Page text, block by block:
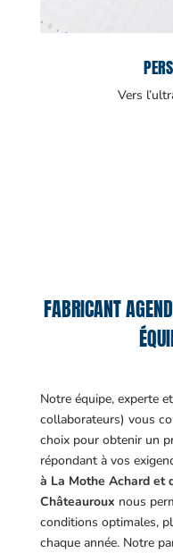
Vers
FABRICANT
Notre équipe, experte
collaborateurs) vous
choix pour obtenir un
répondant à vos
à La Mothe Achard et
Châteauroux nous
conditions optimales,
chaque année. Notre